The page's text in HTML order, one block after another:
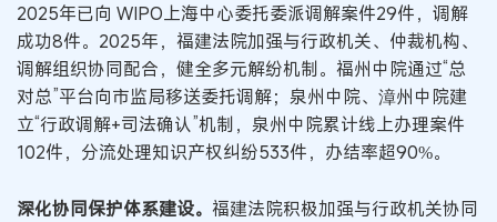
2025年已向 WIPO上海中心委托委派调解案件29件，调解
成功8件。2025年，福建法院加强与行政机关、仲裁机构、
调解组织协同配合，健全多元解纷机制。福州中院通过“总
对总”平台向市监局移送委托调解；泉州中院、漳州中院建
立“行政调解+司法确认”机制，泉州中院累计线上办理案件
102件，分流处理知识产权纠纷533件，办结率超90%。
深化协同保护体系建设。 福建法院积极加强与行政机关协同